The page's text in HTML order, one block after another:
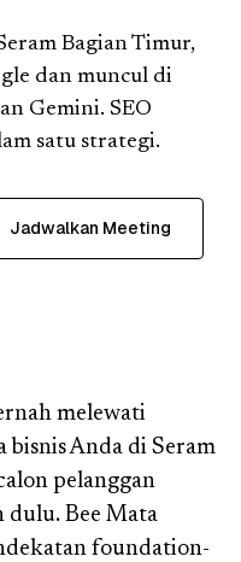
Bagian Timur,
dan muncul di
Gemini. SEO
satu strategi.
Jadwalkan Meeting
melewati
bisnis Anda di Seram
pelanggan
Bee Mata
foundation-